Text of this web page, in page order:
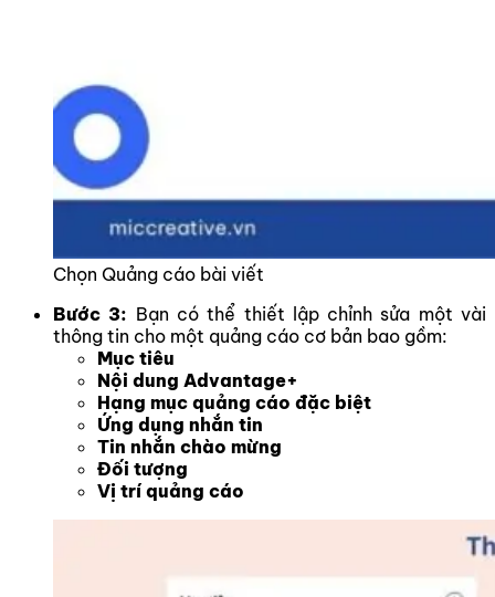
Chọn Quảng cáo bài viết
Bước 3: Bạn có thể thiết lập chỉnh sửa một vài
thông tin cho một quảng cáo cơ bản bao gồm:
Mục tiêu
Nội dung Advantage+
Hạng mục quảng cáo đặc biệt
Ứng dụng nhắn tin
Tin nhắn chào mừng
Đối tượng
Vị trí quảng cáo